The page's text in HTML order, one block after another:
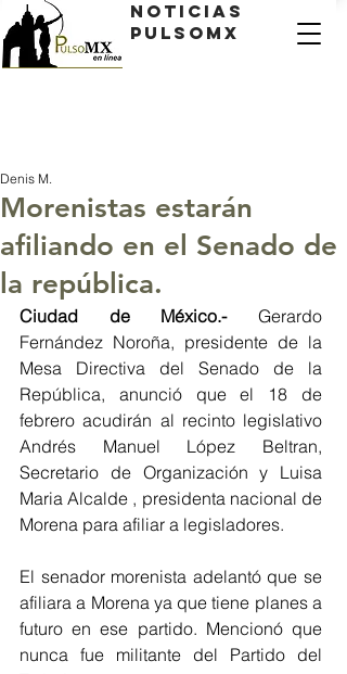
Noticias
PulsoMX
Morenistas estarán
afiliando en el Senado de
la república.
Denis M.
Ciudad de México.- Gerardo
Fernández Noroña, presidente de la
Mesa Directiva del Senado de la
República, anunció que el 18 de
febrero acudirán al recinto legislativo
Andrés Manuel López Beltran,
Secretario de Organización y Luisa
Maria Alcalde , presidenta nacional de
Morena para afiliar a legisladores.
El senador morenista adelantó que se
afiliara a Morena ya que tiene planes a
futuro en ese partido. Mencionó que
nunca fue militante del Partido del